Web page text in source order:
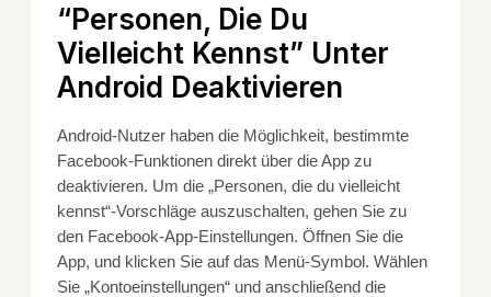
“Personen, Die Du
Vielleicht Kennst” Unter
Android Deaktivieren
Android-Nutzer haben die Möglichkeit, bestimmte
Facebook-Funktionen direkt über die App zu
deaktivieren. Um die „Personen, die du vielleicht
kennst“-Vorschläge auszuschalten, gehen Sie zu
den Facebook-App-Einstellungen. Öffnen Sie die
App, und klicken Sie auf das Menü-Symbol. Wählen
Sie „Kontoeinstellungen“ und anschließend die